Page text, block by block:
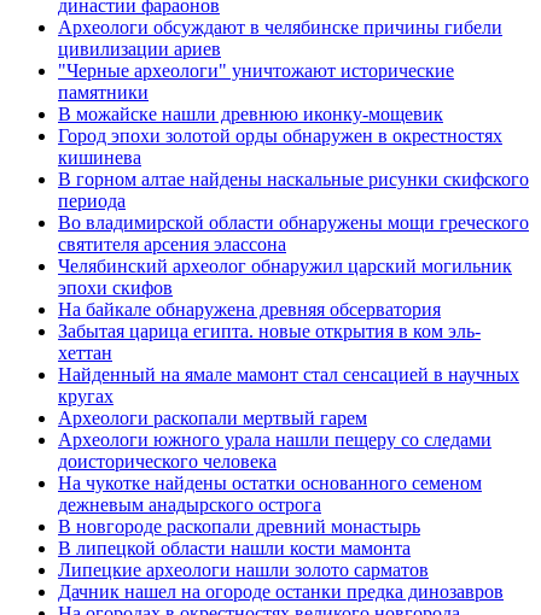
династии фараонов
Археологи обсуждают в челябинске причины гибели
цивилизации ариев
"Черные археологи" уничтожают исторические
памятники
В можайске нашли древнюю иконку-мощевик
Город эпохи золотой орды обнаружен в окрестностях
кишинева
В горном алтае найдены наскальные рисунки скифского
периода
Во владимирской области обнаружены мощи греческого
святителя арсения элассона
Челябинский археолог обнаружил царский могильник
эпохи скифов
На байкале обнаружена древняя обсерватория
Забытая царица египта. новые открытия в ком эль-
хеттан
Найденный на ямале мамонт стал сенсацией в научных
кругах
Археологи раскопали мертвый гарем
Археологи южного урала нашли пещеру со следами
доисторического человека
На чукотке найдены остатки основанного семеном
дежневым анадырского острога
В новгороде раскопали древний монастырь
В липецкой области нашли кости мамонта
Липецкие археологи нашли золото сарматов
Дачник нашел на огороде останки предка динозавров